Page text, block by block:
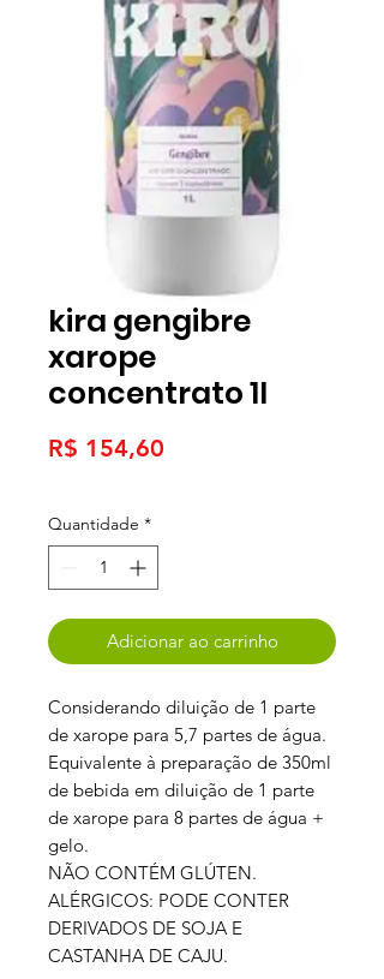
kira gengibre
xarope
concentrato 1l
R$ 154,60
Quantidade *
Adicionar ao carrinho
Considerando diluição de 1 parte
de xarope para 5,7 partes de água.
Equivalente à preparação de 350ml
de bebida em diluição de 1 parte
de xarope para 8 partes de água +
gelo.
NÃO CONTÉM GLÚTEN.
ALÉRGICOS: PODE CONTER
DERIVADOS DE SOJA E
CASTANHA DE CAJU.